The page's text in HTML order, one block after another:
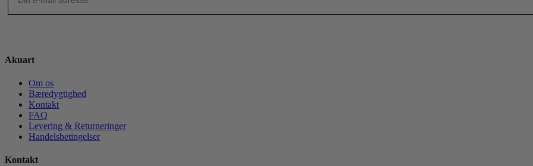
Akuart
Om os
Bæredygtighed
Kontakt
FAQ
Levering & Returneringer
Handelsbetingelser
Kontakt